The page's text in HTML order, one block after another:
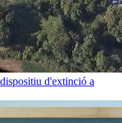
d'extinció a